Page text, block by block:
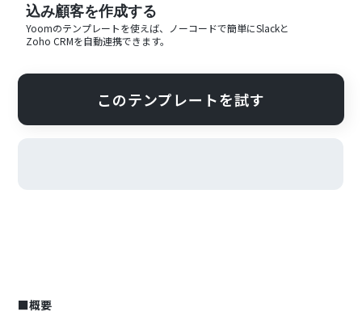
込み顧客を作成する
Yoomのテンプレートを使えば、ノーコードで簡単にSlackと
Zoho CRMを自動連携できます。
このテンプレートを試す
■概要